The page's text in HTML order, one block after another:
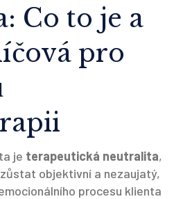
Co to je a
pro
je terapeutická neutralita,
objektivní a nezaujatý,
procesu klienta